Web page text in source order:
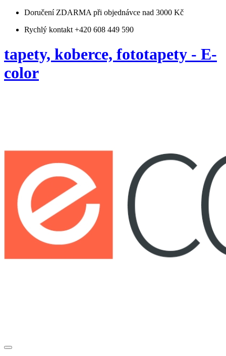
Doručení ZDARMA při objednávce nad 3000 Kč
Rychlý kontakt +420 608 449 590
tapety, koberce, fototapety - E-
color